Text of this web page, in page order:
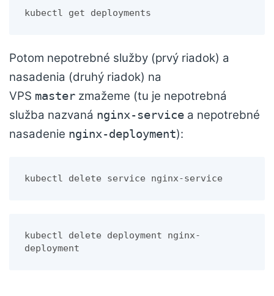
kubectl get deployments
Potom nepotrebné služby (prvý riadok) a
nasadenia (druhý riadok) na
VPS master zmažeme (tu je nepotrebná
služba nazvaná nginx-service a nepotrebné
nasadenie nginx-deployment):
kubectl delete service nginx-service
kubectl delete deployment nginx-
deployment